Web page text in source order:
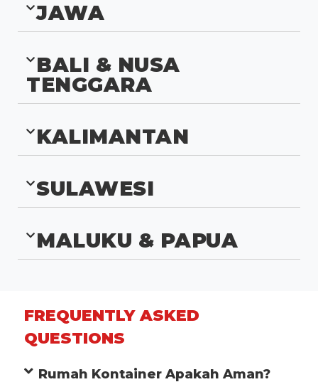
JAWA
BALI & NUSA
TENGGARA
KALIMANTAN
SULAWESI
MALUKU & PAPUA
FREQUENTLY ASKED
QUESTIONS
Rumah Kontainer Apakah Aman?